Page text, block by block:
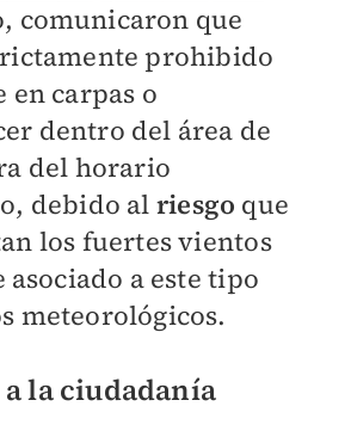
comunicaron que
prohibido
en carpas o
dentro del área de
del horario
debido al riesgo que
los fuertes vientos
asociado a este tipo
meteorológicos.
la ciudadanía